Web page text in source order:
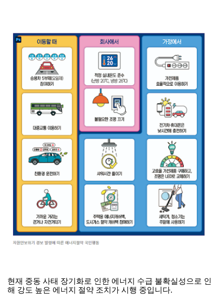
현재 중동 사태 장기화로 인한 에너지 수급 불확실성으로 인
해 강도 높은 에너지 절약 조치가 시행 중입니다.